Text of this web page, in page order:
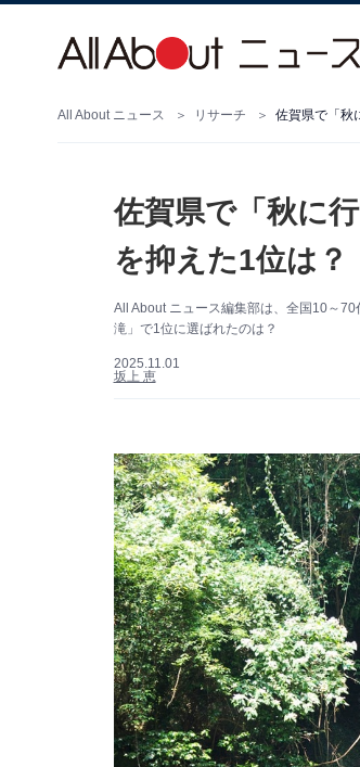
All About ニュース リサーチ 佐賀県で「秋
佐賀県で「秋に
を抑えた1位は？
All About ニュース編集部は、全国10～
滝」で1位に選ばれたのは？
2025.11.01
坂上 恵